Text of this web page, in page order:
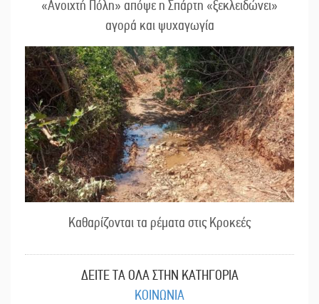
«Ανοιχτή Πόλη» απόψε η Σπάρτη «ξεκλειδώνει»
αγορά και ψυχαγωγία
Καθαρίζονται τα ρέματα στις Κροκεές
ΔΕΙΤΕ ΤΑ ΟΛΑ ΣΤΗΝ ΚΑΤΗΓΟΡΙΑ
ΚΟΙΝΩΝΙΑ